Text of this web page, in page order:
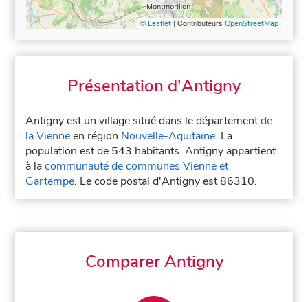
© Leaflet| Contributeurs OpenStreetMap
Présentation d'Antigny
Antigny est un village situé dans le départementde
la Vienneen région Nouvelle-Aquitaine. La
population est de 543 habitants. Antigny appartient
à lacommunauté de communes Vienne et
Gartempe. Le code postal d'Antigny est 86310.
Comparer Antigny